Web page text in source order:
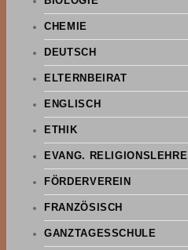
CHEMIE
DEUTSCH
ELTERNBEIRAT
ENGLISCH
ETHIK
EVANG. RELIGIONSLEHRE
FÖRDERVEREIN
FRANZÖSISCH
GANZTAGESSCHULE